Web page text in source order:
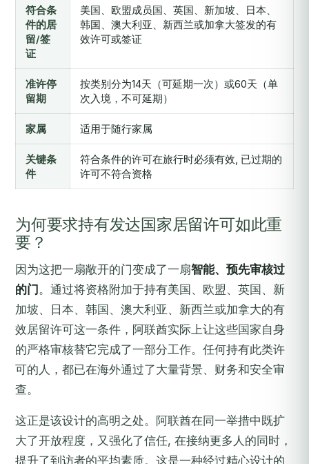
符合条
件的居
留/签
证
美国、欧盟成员国、英国、新加坡、日本、
韩国、澳大利亚、新西兰或加拿大签发的有
效许可或签证
准许停
留期
按类别分为14天（可延期一次）或60天（单
次入境，不可延期）
家属 适用于随行家属
关键条
件
符合条件的许可在旅行时必须有效, 已过期的
许可不符合资格
为何要求持有发达国家居留许可如此重
要？
因为这把一扇敞开的门变成了一扇智能、预先审核过
的门。通过将资格附加于持有美国、欧盟、英国、新
加坡、日本、韩国、澳大利亚、新西兰或加拿大的有
效居留许可这一条件，阿联酋实际上让这些国家自身
的严格审核替它完成了一部分工作。任何持有此类许
可的人，都已在海外通过了大量背景、财务和安全审
查。
这正是该设计的高明之处。阿联酋在同一举措中既扩
大了开放程度，又强化了信任, 在接纳更多人的同时，
提升了到访者的平均素质。这是一种经过精心设计的